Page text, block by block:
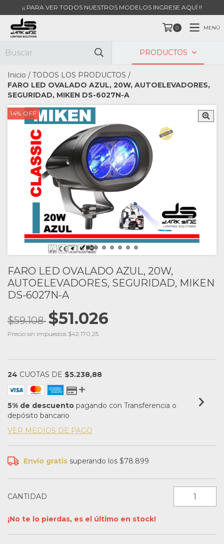
¡¡ PARA VER TODOS NUESTROS MODELOS INGRESE AQUÍ !!
0 MENÚ
PRODUCTOS
Inicio / TODOS LOS PRODUCTOS /
FARO LED OVALADO AZUL, 20W, AUTOELEVADORES,
SEGURIDAD, MIKEN DS-6027N-A
14% OFF
FARO LED OVALADO AZUL, 20W,
AUTOELEVADORES, SEGURIDAD, MIKEN
DS-6027N-A
$59.108 $51.026
Precio sin impuestos $42.170,25
24 CUOTAS DE $5.238,88
5% de descuento pagando con Transferencia o
depósito bancario
VER MEDIOS DE PAGO
Envío gratis superando los$78.899
CANTIDAD
¡No te lo pierdas, es el último en stock!